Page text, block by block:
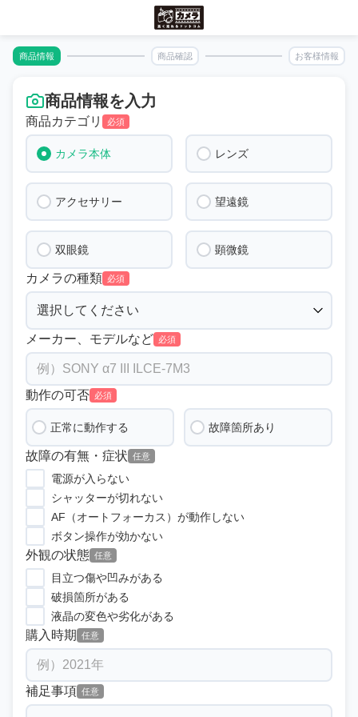
商品情報 商品確認 お客様情報
商品情報を入力
商品カテゴリ 必須
カメラ本体 レンズ
アクセサリー 望遠鏡
双眼鏡 顕微鏡
カメラの種類 必須
メーカー、モデルなど 必須
動作の可否 必須
正常に動作する 故障箇所あり
故障の有無・症状 任意
電源が入らない
シャッターが切れない
AF（オートフォーカス）が動作しない
ボタン操作が効かない
外観の状態 任意
目立つ傷や凹みがある
破損箇所がある
液晶の変色や劣化がある
購入時期 任意
補足事項 任意